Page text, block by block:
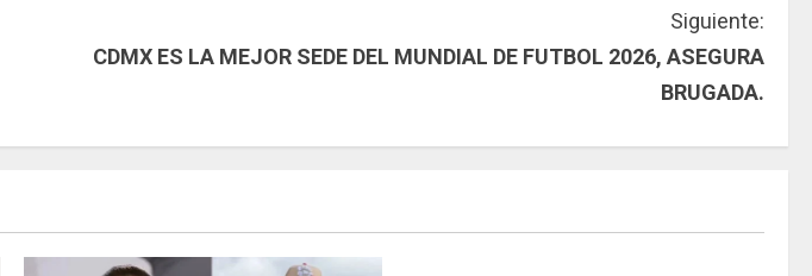
Siguiente:
CDMX ES LA MEJOR SEDE DEL MUNDIAL DE FUTBOL 2026, ASEGURA
BRUGADA.